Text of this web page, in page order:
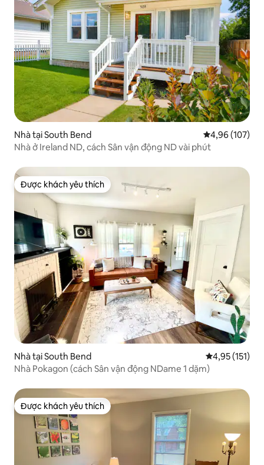
Nhà tại South Bend Xếp hạng
4,96 (107)
Nhà ở Ireland ND, cách Sân vận động ND vài phút
Được khách yêu thích
Được khách yêu thích
Nhà tại South Bend Xếp hạng
4,95 (151)
Nhà Pokagon (cách Sân vận động NDame 1 dặm)
Được khách yêu thích
Được khách yêu thích